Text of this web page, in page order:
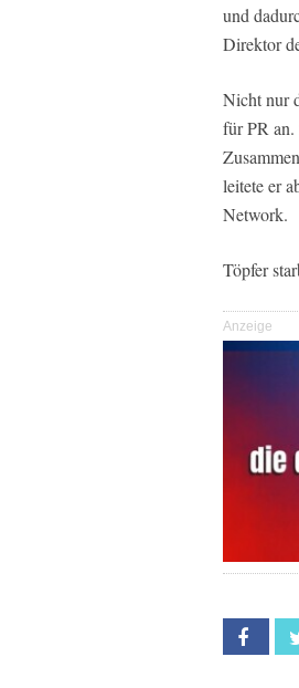
und
Direktor
Nicht nur
für PR
leitete er
Network.
Töpfer
Anzeige